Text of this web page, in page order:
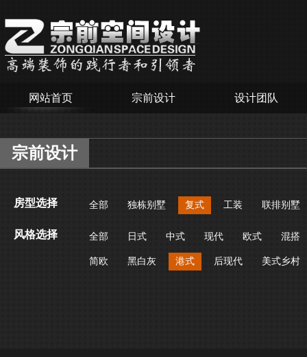
网站首页 宗前设计 设计团队
宗前设计
房型选择 全部 独栋别墅 复式 工装 联排别墅
风格选择 全部 日式 中式 现代 欧式 混搭
简欧 黑白灰 港式 后现代 美式乡村